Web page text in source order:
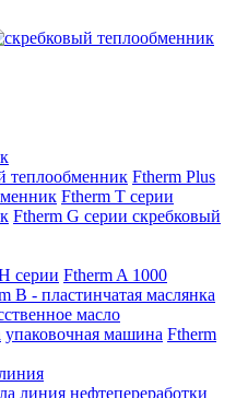
теплообменник Ftherm Plus
Ftherm T серии
Ftherm G серии скребковый
серии Ftherm A 1000
B - пластинчатая маслянка
масло
упаковочная машина Ftherm
линия нефтепереработки